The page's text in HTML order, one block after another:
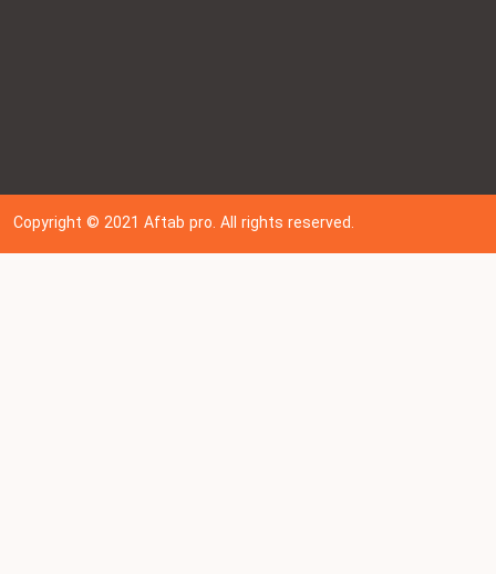
Copyright © 202 1Aftab pro. All rights reserved.